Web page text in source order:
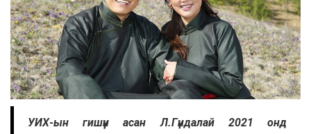
УИХ-ын гишүүн асан Л.Гүндалай 2021 онд